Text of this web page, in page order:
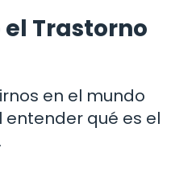
Trastorno
en el mundo
entender qué es el